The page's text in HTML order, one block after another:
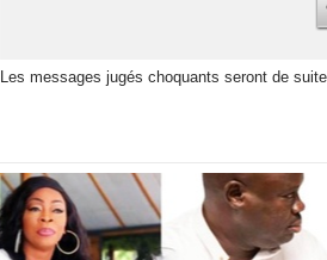
Les messages jugés choquants seront de